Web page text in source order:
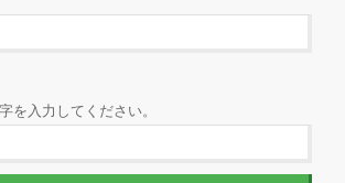
を入力してください。